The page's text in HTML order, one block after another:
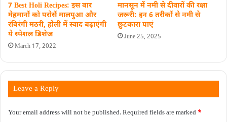
7 Best Holi Recipes: इस बार
मेहमानों को परोसें मालपुआ और
रंबिरंगी मठरी, होली में स्वाद बढ़ाएंगी
ये स्पेशल डिशेज
March 17, 2022
मानसून में नमी से दीवारों की रक्षा
जरूरी: इन 6 तरीकों से नमी से
छुटकारा पाएं
June 25, 2025
Leave a Reply
Your email address will not be published.Required fields are marked *